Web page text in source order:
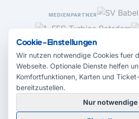
MEDIENPARTNER
© 2026 Radio Potsdam. Webseite
Cookie-Einstellungen
Wir nutzen notwendige Cookies fuer
Webseite. Optionale Dienste helfen
Komfortfunktionen, Karten und
bereitzustellen.
Nur notwendige